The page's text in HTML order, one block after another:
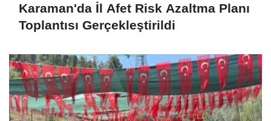
Karaman'da İl Afet Risk Azaltma Planı
Toplantısı Gerçekleştirildi